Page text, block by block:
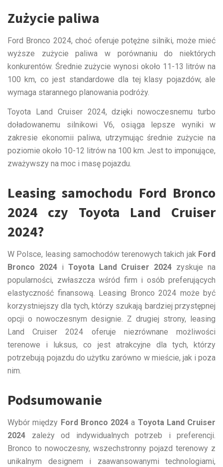
Zużycie paliwa
Ford Bronco 2024, choć oferuje potężne silniki, może mieć
wyższe zużycie paliwa w porównaniu do niektórych
konkurentów. Średnie zużycie wynosi około 11-13 litrów na
100 km, co jest standardowe dla tej klasy pojazdów, ale
wymaga starannego planowania podróży.
Toyota Land Cruiser 2024, dzięki nowoczesnemu turbo
doładowanemu silnikowi V6, osiąga lepsze wyniki w
zakresie ekonomii paliwa, utrzymując średnie zużycie na
poziomie około 10-12 litrów na 100 km. Jest to imponujące,
zważywszy na moc i masę pojazdu.
Leasing samochodu Ford Bronco
2024 czy Toyota Land Cruiser
2024?
W Polsce, leasing samochodów terenowych takich jak Ford
Bronco 2024i Toyota Land Cruiser 2024 zyskuje na
popularności, zwłaszcza wśród firm i osób preferujących
elastyczność finansową. Leasing Bronco 2024 może być
korzystniejszy dla tych, którzy szukają bardziej przystępnej
opcji o nowoczesnym designie. Z drugiej strony, leasing
Land Cruiser 2024 oferuje niezrównane możliwości
terenowe i luksus, co jest atrakcyjne dla tych, którzy
potrzebują pojazdu do użytku zarówno w mieście, jak i poza
nim.
Podsumowanie
Wybór między Ford Bronco 2024 a Toyota Land Cruiser
2024 zależy od indywidualnych potrzeb i preferencji.
Bronco to nowoczesny, wszechstronny pojazd terenowy z
unikalnym designem i zaawansowanymi technologiami,